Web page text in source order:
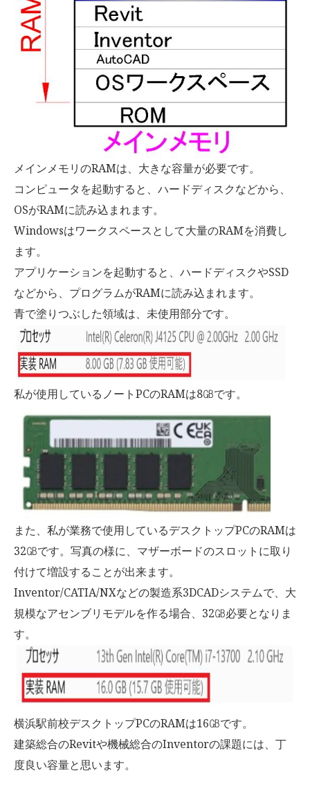
メインメモリのRAMは、大きな容量が必要です。
コンピュータを起動すると、ハードディスクなどから、
OSがRAMに読み込まれます。
Windowsはワークスペースとして大量のRAMを消費し
ます。
アプリケーションを起動すると、ハードディスクやSSD
などから、プログラムがRAMに読み込まれます。
青で塗りつぶした領域は、未使用部分です。
私が使用しているノートPCのRAMは8㎇です。
また、私が業務で使用しているデスクトップPCのRAMは
32㎇です。写真の様に、マザーボードのスロットに取り
付けて増設することが出来ます。
Inventor/CATIA/NXなどの製造系3DCADシステムで、大
規模なアセンブリモデルを作る場合、32㎇必要となりま
す。
横浜駅前校デスクトップPCのRAMは16㎇です。
建築総合のRevitや機械総合のInventorの課題には、丁
度良い容量と思います。